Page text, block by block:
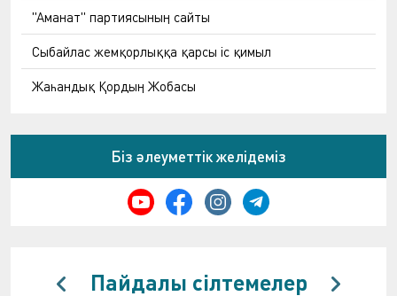
"Аманат" партиясының сайты
Сыбайлас жемқорлыққа қарсы іс қимыл
Жаһандық Қордың Жобасы
Біз әлеуметтік желідеміз
Пайдалы сілтемелер